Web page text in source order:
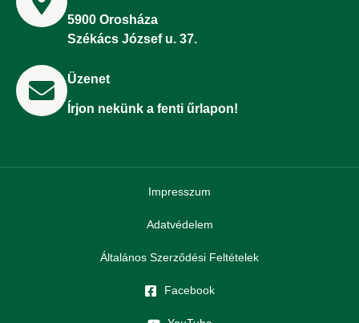
5900 Orosháza
Székács József u. 37.
Üzenet
Írjon nekünk a fenti űrlapon!
Impresszum
Adatvédelem
Általános Szerződési Feltételek
Facebook